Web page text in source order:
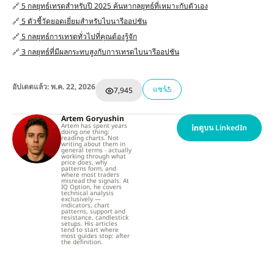
🔗5 กลยุทธ์เทรดสำหรับปี 2025 ค้นหากลยุทธ์ที่เหมาะกับตัวเอง
🔗5 ตัวชี้วัดยอดเยี่ยมสำหรับไบนารีออปชัน
🔗5 กลยุทธ์การเทรดทั่วไปที่คุณต้องรู้จัก
🔗3 กลยุทธ์ที่มีผลกระทบสูงกับการเทรดไบนารีออปชัน
อัปเดตแล้ว: พ.ค. 22, 2026 7,945 แชร์
Artem Goryushin
Artem has spent years
doing one thing:
reading charts. Not
writing about them in
general terms - actually
working through what
price does, why
patterns form, and
where most traders
misread the signals. At
IQ Option, he covers
technical analysis
exclusively —
indicators, chart
patterns, support and
resistance, candlestick
setups. His articles
tend to start where
most guides stop: after
the definition.
ดูบน LinkedIn